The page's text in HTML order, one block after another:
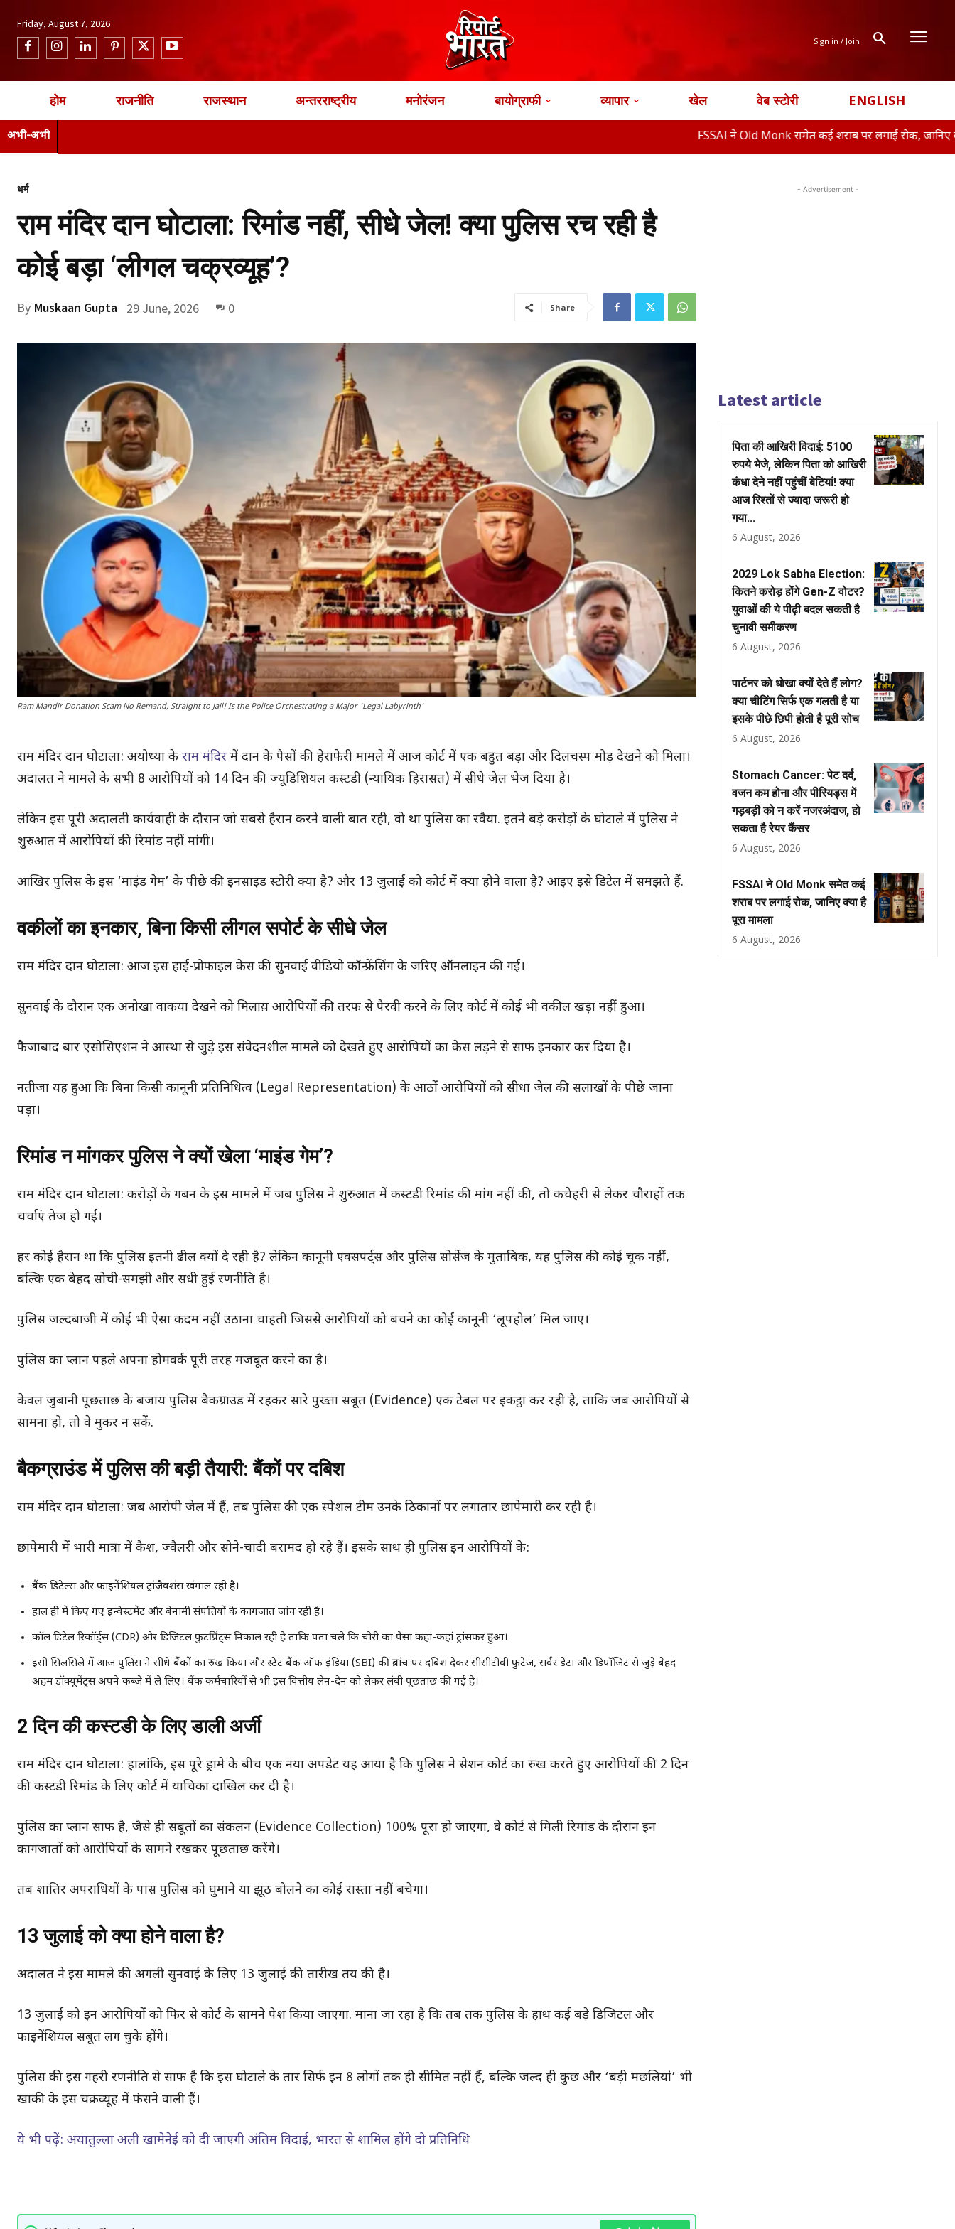
Friday, August 7, 2026
Sign in / Join
होम राजनीति राजस्थान अन्तरराष्ट्रीय मनोरंजन बायोग्राफी व्यापार खेल वेब स्टोरी ENGLISH
अभी-अभी FSSAI ने Old Monk समेत कई शराब पर लगाई रोक, जानिए क्या ह�
धर्म
राम मंदिर दान घोटाला: रिमांड नहीं, सीधे जेल! क्या पुलिस रच रही है
कोई बड़ा ‘लीगल चक्रव्यूह’?
By Muskaan Gupta 29 June, 2026 0 Share
Ram Mandir Donation Scam No Remand, Straight to Jail! Is the Police Orchestrating a Major 'Legal Labyrinth'
राम मंदिर दान घोटाला: अयोध्या के राम मंदिर में दान के पैसों की हेराफेरी मामले में आज कोर्ट में एक बहुत बड़ा और दिलचस्प मोड़ देखने को मिला।
अदालत ने मामले के सभी 8 आरोपियों को 14 दिन की ज्यूडिशियल कस्टडी (न्यायिक हिरासत) में सीधे जेल भेज दिया है।
लेकिन इस पूरी अदालती कार्यवाही के दौरान जो सबसे हैरान करने वाली बात रही, वो था पुलिस का रवैया. इतने बड़े करोड़ों के घोटाले में पुलिस ने
शुरुआत में आरोपियों की रिमांड नहीं मांगी।
आखिर पुलिस के इस ‘माइंड गेम’ के पीछे की इनसाइड स्टोरी क्या है? और 13 जुलाई को कोर्ट में क्या होने वाला है? आइए इसे डिटेल में समझते हैं.
वकीलों का इनकार, बिना किसी लीगल सपोर्ट के सीधे जेल
राम मंदिर दान घोटाला: आज इस हाई-प्रोफाइल केस की सुनवाई वीडियो कॉन्फ्रेंसिंग के जरिए ऑनलाइन की गई।
सुनवाई के दौरान एक अनोखा वाकया देखने को मिलाय़ आरोपियों की तरफ से पैरवी करने के लिए कोर्ट में कोई भी वकील खड़ा नहीं हुआ।
फैजाबाद बार एसोसिएशन ने आस्था से जुड़े इस संवेदनशील मामले को देखते हुए आरोपियों का केस लड़ने से साफ इनकार कर दिया है।
नतीजा यह हुआ कि बिना किसी कानूनी प्रतिनिधित्व (Legal Representation) के आठों आरोपियों को सीधा जेल की सलाखों के पीछे जाना
पड़ा।
रिमांड न मांगकर पुलिस ने क्यों खेला ‘माइंड गेम’?
राम मंदिर दान घोटाला: करोड़ों के गबन के इस मामले में जब पुलिस ने शुरुआत में कस्टडी रिमांड की मांग नहीं की, तो कचेहरी से लेकर चौराहों तक
चर्चाएं तेज हो गईं।
हर कोई हैरान था कि पुलिस इतनी ढील क्यों दे रही है? लेकिन कानूनी एक्सपर्ट्स और पुलिस सोर्सेज के मुताबिक, यह पुलिस की कोई चूक नहीं,
बल्कि एक बेहद सोची-समझी और सधी हुई रणनीति है।
पुलिस जल्दबाजी में कोई भी ऐसा कदम नहीं उठाना चाहती जिससे आरोपियों को बचने का कोई कानूनी ‘लूपहोल’ मिल जाए।
पुलिस का प्लान पहले अपना होमवर्क पूरी तरह मजबूत करने का है।
केवल जुबानी पूछताछ के बजाय पुलिस बैकग्राउंड में रहकर सारे पुख्ता सबूत (Evidence) एक टेबल पर इकट्ठा कर रही है, ताकि जब आरोपियों से
सामना हो, तो वे मुकर न सकें.
बैकग्राउंड में पुलिस की बड़ी तैयारी: बैंकों पर दबिश
राम मंदिर दान घोटाला: जब आरोपी जेल में हैं, तब पुलिस की एक स्पेशल टीम उनके ठिकानों पर लगातार छापेमारी कर रही है।
छापेमारी में भारी मात्रा में कैश, ज्वैलरी और सोने-चांदी बरामद हो रहे हैं। इसके साथ ही पुलिस इन आरोपियों के:
बैंक डिटेल्स और फाइनेंशियल ट्रांजैक्शंस खंगाल रही है।
हाल ही में किए गए इन्वेस्टमेंट और बेनामी संपत्तियों के कागजात जांच रही है।
कॉल डिटेल रिकॉर्ड्स (CDR) और डिजिटल फुटप्रिंट्स निकाल रही है ताकि पता चले कि चोरी का पैसा कहां-कहां ट्रांसफर हुआ।
इसी सिलसिले में आज पुलिस ने सीधे बैंकों का रुख किया और स्टेट बैंक ऑफ इंडिया (SBI) की ब्रांच पर दबिश देकर सीसीटीवी फुटेज, सर्वर डेटा और डिपॉजिट से जुड़े बेहद
अहम डॉक्यूमेंट्स अपने कब्जे में ले लिए। बैंक कर्मचारियों से भी इस वित्तीय लेन-देन को लेकर लंबी पूछताछ की गई है।
2 दिन की कस्टडी के लिए डाली अर्जी
राम मंदिर दान घोटाला: हालांकि, इस पूरे ड्रामे के बीच एक नया अपडेट यह आया है कि पुलिस ने सेशन कोर्ट का रुख करते हुए आरोपियों की 2 दिन
की कस्टडी रिमांड के लिए कोर्ट में याचिका दाखिल कर दी है।
पुलिस का प्लान साफ है, जैसे ही सबूतों का संकलन (Evidence Collection) 100% पूरा हो जाएगा, वे कोर्ट से मिली रिमांड के दौरान इन
कागजातों को आरोपियों के सामने रखकर पूछताछ करेंगे।
तब शातिर अपराधियों के पास पुलिस को घुमाने या झूठ बोलने का कोई रास्ता नहीं बचेगा।
13 जुलाई को क्या होने वाला है?
अदालत ने इस मामले की अगली सुनवाई के लिए 13 जुलाई की तारीख तय की है।
13 जुलाई को इन आरोपियों को फिर से कोर्ट के सामने पेश किया जाएगा. माना जा रहा है कि तब तक पुलिस के हाथ कई बड़े डिजिटल और
फाइनेंशियल सबूत लग चुके होंगे।
पुलिस की इस गहरी रणनीति से साफ है कि इस घोटाले के तार सिर्फ इन 8 लोगों तक ही सीमित नहीं हैं, बल्कि जल्द ही कुछ और ‘बड़ी मछलियां’ भी
खाकी के इस चक्रव्यूह में फंसने वाली हैं।
ये भी पढ़ें: अयातुल्ला अली खामेनेई को दी जाएगी अंतिम विदाई, भारत से शामिल होंगे दो प्रतिनिधि
- Advertisement -
Latest article
पिता की आखिरी विदाई: 5100
रुपये भेजे, लेकिन पिता को आखिरी
कंधा देने नहीं पहुंचीं बेटियां! क्या
आज रिश्तों से ज्यादा जरूरी हो
गया...
6 August, 2026
2029 Lok Sabha Election:
कितने करोड़ होंगे Gen-Z वोटर?
युवाओं की ये पीढ़ी बदल सकती है
चुनावी समीकरण
6 August, 2026
पार्टनर को धोखा क्यों देते हैं लोग?
क्या चीटिंग सिर्फ एक गलती है या
इसके पीछे छिपी होती है पूरी सोच
6 August, 2026
Stomach Cancer: पेट दर्द,
वजन कम होना और पीरियड्स में
गड़बड़ी को न करें नजरअंदाज, हो
सकता है रेयर कैंसर
6 August, 2026
FSSAI ने Old Monk समेत कई
शराब पर लगाई रोक, जानिए क्या है
पूरा मामला
6 August, 2026